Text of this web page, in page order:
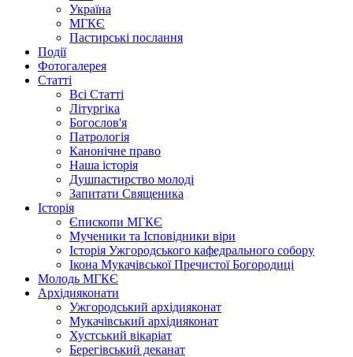
Україна
МГКЄ
Пастирські послання
Події
Фотогалерея
Статті
Всі Статті
Літургіка
Богослов'я
Патрологія
Канонічне право
Наша історія
Душпастирство молоді
Запитати Священика
Історія
Єпископи МГКЄ
Мученики та Ісповідники віри
Історія Ужгородського кафедрального собору
Ікона Мукачівської Пречистої Богородиці
Молодь МГКЄ
Архідияконати
Ужгородський архідияконат
Мукачівський архідияконат
Хустський вікаріат
Берегівський деканат